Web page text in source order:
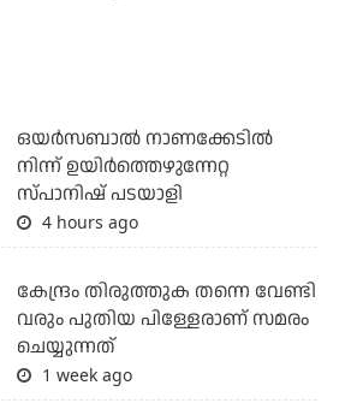
ഒയര്‍സബാൽ നാണക്കേടിൽ
നിന്ന് ഉയിർത്തെഴുന്നേറ്റ
സ്പാനിഷ് പടയാളി
4 hours ago
കേന്ദ്രം തിരുത്തുക തന്നെ വേണ്ടി
വരും പുതിയ പിള്ളേരാണ് സമരം
ചെയ്യുന്നത്
1 week ago